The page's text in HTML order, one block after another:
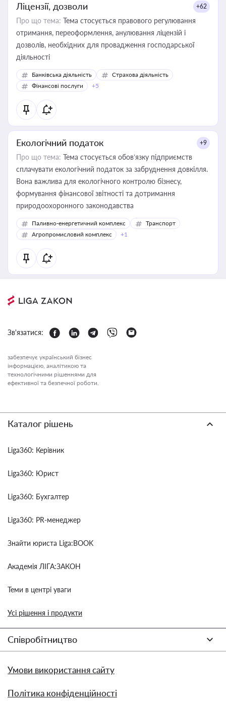
Ліцензії, дозволи +62
Про що тема: Тема стосується правового регулювання
отримання, переоформлення, анулювання ліцензій і
дозволів, необхідних для провадження господарської
діяльності
Банківська діяльність
Страхова діяльність
Фінансові послуги
+5
Екологічний податок +9
Про що тема: Тема стосується обов’язку підприємств
сплачувати екологічний податок за забруднення довкілля.
Вона важлива для екологічного контролю бізнесу,
формування фінансової звітності та дотримання
природоохоронного законодавства
Паливно-енергетичний комплекс
Транспорт
Агропромисловий комплекс
+1
Зв'язатися:
забезпечує український бізнес
інформацією, аналітикою та
технологічними рішеннями для
ефективної та безпечної роботи.
Каталог рішень
Liga360: Керівник
Liga360: Юрист
Liga360: Бухгалтер
Liga360: PR-менеджер
Знайти юриста Liga:BOOK
Академія ЛІГА:ЗАКОН
Теми в центрі уваги
Усі рішення і продукти
Співробітництво
Умови використання сайту
Політика конфіденційності